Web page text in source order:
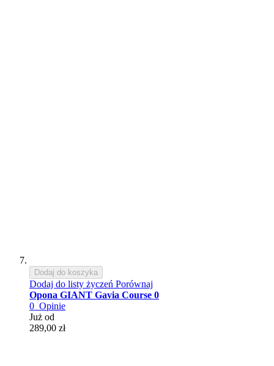
Dodaj do koszyka
Dodaj do listy życzeń Porównaj
Opona GIANT Gavia Course 0
0 Opinie
Już od
289,00 zł